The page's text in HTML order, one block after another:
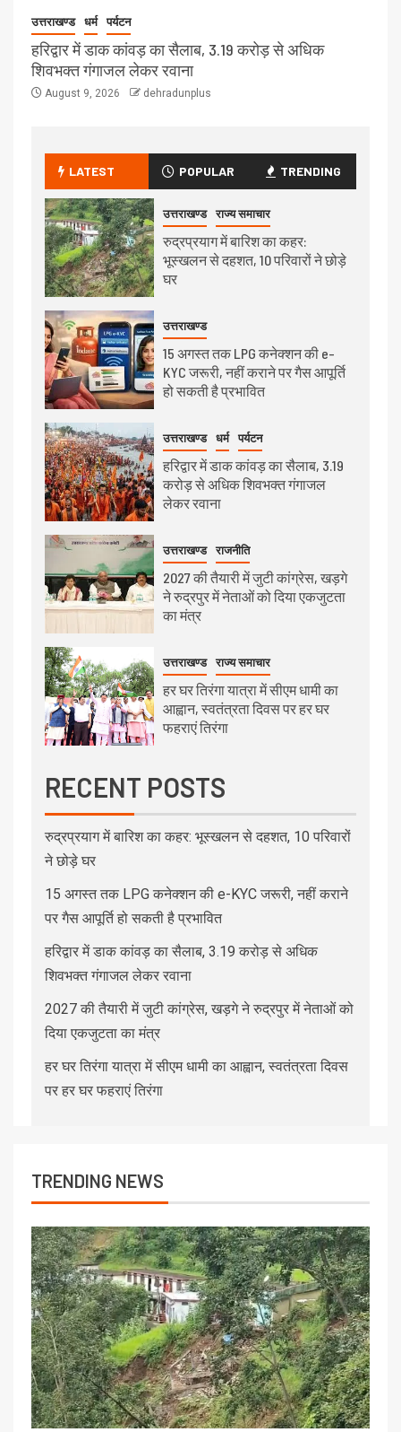
उत्तराखण्ड धर्म पर्यटन
हरिद्वार में डाक कांवड़ का सैलाब, 3.19 करोड़ से अधिक
शिवभक्त गंगाजल लेकर रवाना
August 9, 2026 dehradunplus
LATEST POPULAR TRENDING
उत्तराखण्ड राज्य समाचार
रुद्रप्रयाग में बारिश का कहर:
भूस्खलन से दहशत, 10 परिवारों ने छोड़े
घर
उत्तराखण्ड
15 अगस्त तक LPG कनेक्शन की e-
KYC जरूरी, नहीं कराने पर गैस आपूर्ति
हो सकती है प्रभावित
उत्तराखण्ड धर्म पर्यटन
हरिद्वार में डाक कांवड़ का सैलाब, 3.19
करोड़ से अधिक शिवभक्त गंगाजल
लेकर रवाना
उत्तराखण्ड राजनीति
2027 की तैयारी में जुटी कांग्रेस, खड़गे
ने रुद्रपुर में नेताओं को दिया एकजुटता
का मंत्र
उत्तराखण्ड राज्य समाचार
हर घर तिरंगा यात्रा में सीएम धामी का
आह्वान, स्वतंत्रता दिवस पर हर घर
फहराएं तिरंगा
RECENT POSTS
रुद्रप्रयाग में बारिश का कहर: भूस्खलन से दहशत, 10 परिवारों
ने छोड़े घर
15 अगस्त तक LPG कनेक्शन की e-KYC जरूरी, नहीं कराने
पर गैस आपूर्ति हो सकती है प्रभावित
हरिद्वार में डाक कांवड़ का सैलाब, 3.19 करोड़ से अधिक
शिवभक्त गंगाजल लेकर रवाना
2027 की तैयारी में जुटी कांग्रेस, खड़गे ने रुद्रपुर में नेताओं को
दिया एकजुटता का मंत्र
हर घर तिरंगा यात्रा में सीएम धामी का आह्वान, स्वतंत्रता दिवस
पर हर घर फहराएं तिरंगा
TRENDING NEWS